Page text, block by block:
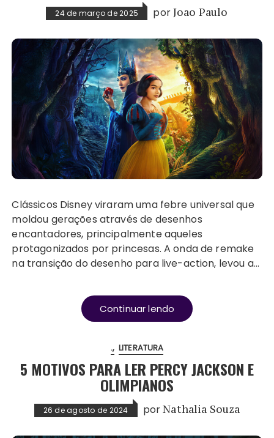
24 de março de 2025 porJoao Paulo
Clássicos Disney viraram uma febre universal que
moldou gerações através de desenhos
encantadores, principalmente aqueles
protagonizados por princesas. A onda de remake
na transição do desenho para live-action, levou a…
Continuar lendo
. LITERATURA
5 MOTIVOS PARA LER PERCY JACKSON E
OLIMPIANOS
26 de agosto de 2024 porNathalia Souza